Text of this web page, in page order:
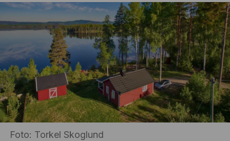
Foto: Torkel Skoglund